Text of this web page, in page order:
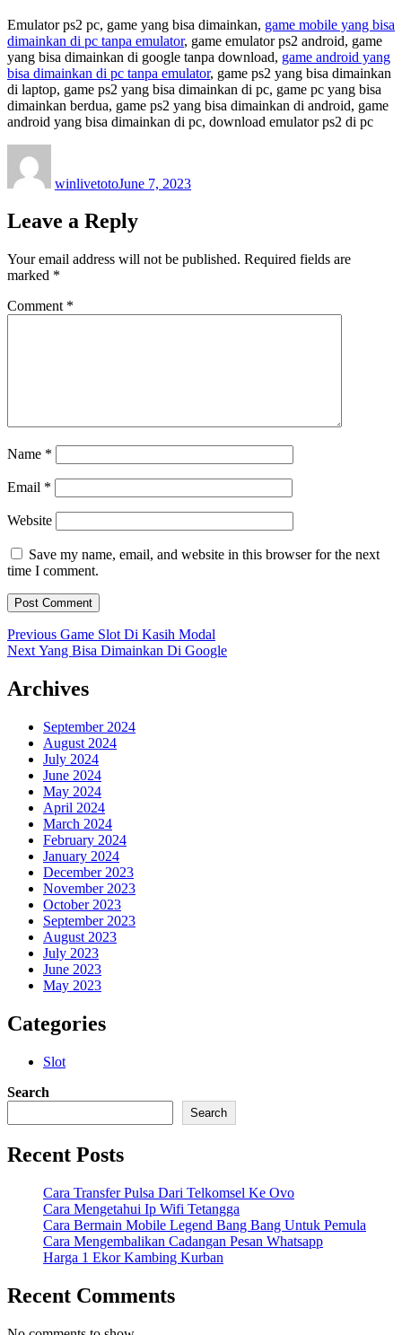
Emulator ps2 pc, game yang bisa dimainkan, game mobile yang bisa
dimainkan di pc tanpa emulator, game emulator ps2 android, game
yang bisa dimainkan di google tanpa download, game android yang
bisa dimainkan di pc tanpa emulator, game ps2 yang bisa dimainkan
di laptop, game ps2 yang bisa dimainkan di pc, game pc yang bisa
dimainkan berdua, game ps2 yang bisa dimainkan di android, game
android yang bisa dimainkan di pc, download emulator ps2 di pc
winlivetotoJune 7, 2023
Leave a Reply
Your email address will not be published. Required fields are
marked *
Comment *
Name *
Email *
Website
Save my name, email, and website in this browser for the next
time I comment.
Post
navigation
Previous Previous
post:
Game Slot Di Kasih Modal
Next Next
Yang Bisa Dimainkan Di Google
Archives
September 2024
August 2024
July 2024
June 2024
May 2024
April 2024
March 2024
February 2024
January 2024
December 2023
November 2023
October 2023
September 2023
August 2023
July 2023
June 2023
May 2023
Categories
Slot
Search
Search
Recent Posts
Cara Transfer Pulsa Dari Telkomsel Ke Ovo
Cara Mengetahui Ip Wifi Tetangga
Cara Bermain Mobile Legend Bang Bang Untuk Pemula
Cara Mengembalikan Cadangan Pesan Whatsapp
Harga 1 Ekor Kambing Kurban
Recent Comments